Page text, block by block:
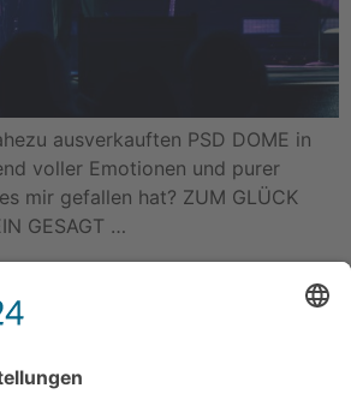
ausverkauften PSD DOME in
voller Emotionen und purer
mir gefallen hat? ZUM GLÜCK
GESAGT …
und das Biest